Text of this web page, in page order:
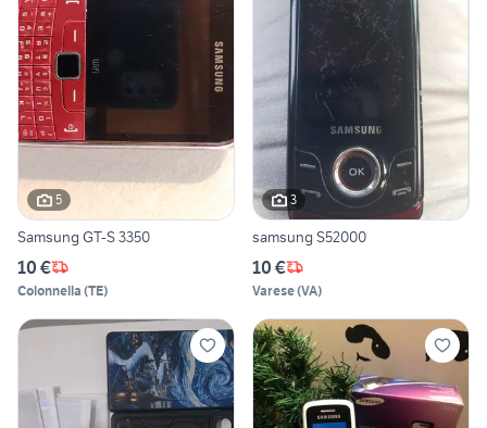
5
Samsung GT-S 3350
10 €
Colonnella (TE)
3
samsung S52000
10 €
Varese(VA)